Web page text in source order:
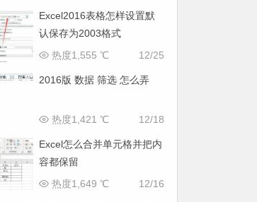
Excel2016表格怎样设置默
认保存为2003格式
12/25
热度1,555 ℃
2016版 数据 筛选 怎么弄
12/18
热度1,421 ℃
Excel怎么合并单元格并把内
容都保留
12/16
热度1,649 ℃